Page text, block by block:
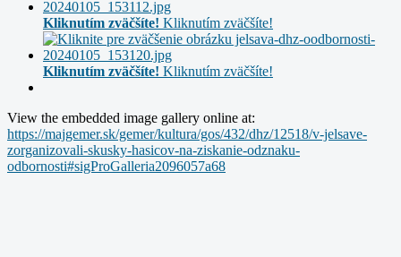
Kliknutím zväčšíte! Kliknutím zväčšíte!
Kliknutím zväčšíte! Kliknutím zväčšíte!
View the embedded image gallery online at:
https://majgemer.sk/gemer/kultura/gos/432/dhz/12518/v-jelsave-
zorganizovali-skusky-hasicov-na-ziskanie-odznaku-
odbornosti#sigProGalleria2096057a68